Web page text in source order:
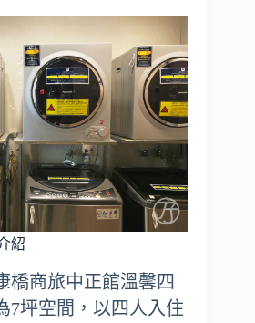
紹
橋商旅中正館溫馨四
7坪空間，以四人入住